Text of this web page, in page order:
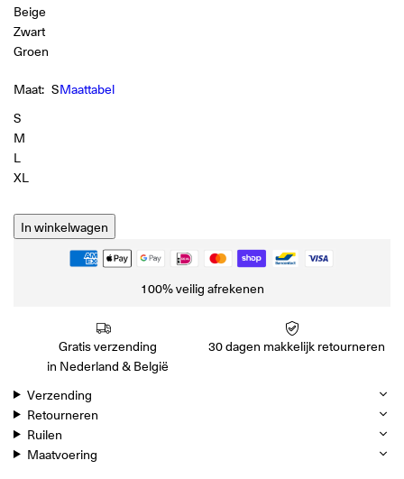
Beige
Zwart
Groen
Maat: SMaattabel
S
M
L
XL
In winkelwagen
100% veilig afrekenen
Gratis verzending
in Nederland & België
30 dagen makkelijk retourneren
Verzending
Retourneren
Ruilen
Maatvoering